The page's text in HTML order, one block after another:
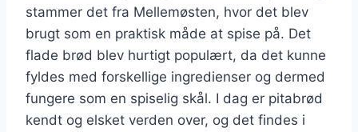
stammer det fra Mellemøsten, hvor det blev
brugt som en praktisk måde at spise på. Det
flade brød blev hurtigt populært, da det kunne
fyldes med forskellige ingredienser og dermed
fungere som en spiselig skål. I dag er pitabrød
kendt og elsket verden over, og det findes i